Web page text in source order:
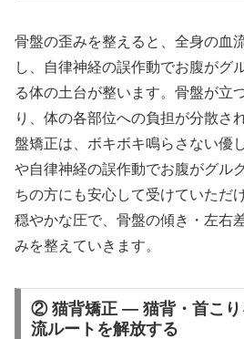
骨盤の歪みを整えると、全身の血
し、自律神経の誤作動でお腹がグ
る体の土台が整います。骨盤が立
り、体の各部位への負担が分散さ
盤矯正は、ボキボキ鳴らさない優
や自律神経の誤作動でお腹がグル
ちの方にも安心して受けていただ
穏やかな圧で、骨盤の傾き・左右
みを整えていきます。
② 猫背矯正 — 猫背・首こり
流ルートを解放する